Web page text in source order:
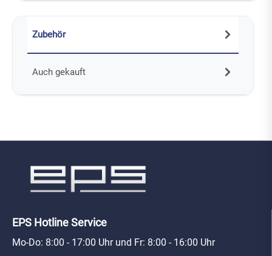
Zubehör
Auch gekauft
EPS Hotline Service
Mo-Do: 8:00 - 17:00 Uhr und Fr: 8:00 - 16:00 Uhr